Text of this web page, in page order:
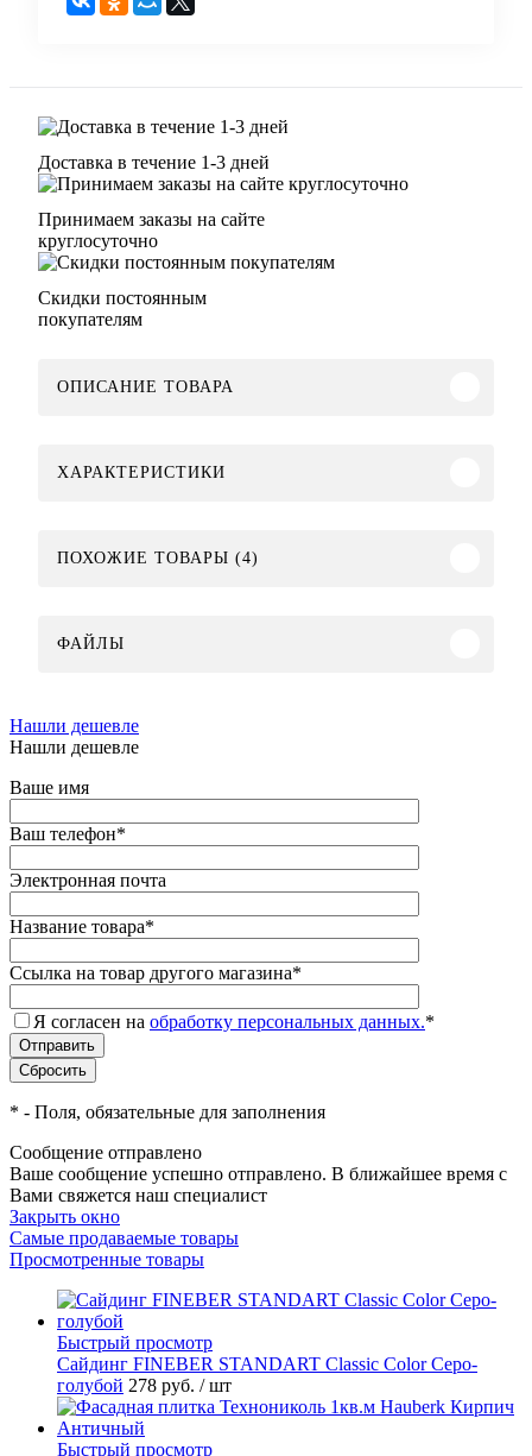
Доставка в течение 1-3 дней
Принимаем заказы на сайте
круглосуточно
Скидки постоянным
покупателям
ОПИСАНИЕ ТОВАРА
ХАРАКТЕРИСТИКИ
ПОХОЖИЕ ТОВАРЫ (4)
ФАЙЛЫ
Нашли дешевле
Нашли дешевле
Ваше имя
Ваш телефон*
Электронная почта
Название товара*
Ссылка на товар другого магазина*
Я согласен на обработку персональных данных.*
* - Поля, обязательные для заполнения
Сообщение отправлено
Ваше сообщение успешно отправлено. В ближайшее время с
Вами свяжется наш специалист
Закрыть окно
Самые продаваемые товары
Просмотренные товары
Быстрый просмотр
Cайдинг FINEBER STANDART Classic Color Серо-
голубой 278 руб. / шт
Быстрый просмотр